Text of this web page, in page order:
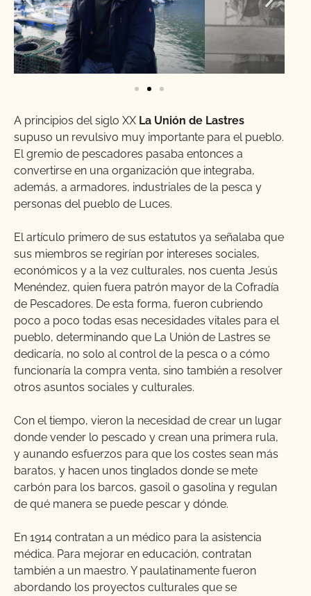
A principios del siglo XX La Unión de Lastres
supuso un revulsivo muy importante para el pueblo.
El gremio de pescadores pasaba entonces a
convertirse en una organización que integraba,
además, a armadores, industriales de la pesca y
personas del pueblo de Luces.
El artículo primero de sus estatutos ya señalaba que
sus miembros se regirían por intereses sociales,
económicos y a la vez culturales, nos cuenta Jesús
Menéndez, quien fuera patrón mayor de la Cofradía
de Pescadores. De esta forma, fueron cubriendo
poco a poco todas esas necesidades vitales para el
pueblo, determinando que La Unión de Lastres se
dedicaría, no solo al control de la pesca o a cómo
funcionaría la compra venta, sino también a resolver
otros asuntos sociales y culturales.
Con el tiempo, vieron la necesidad de crear un lugar
donde vender lo pescado y crean una primera rula,
y aunando esfuerzos para que los costes sean más
baratos, y hacen unos tinglados donde se mete
carbón para los barcos, gasoil o gasolina y regulan
de qué manera se puede pescar y dónde.
En 1914 contratan a un médico para la asistencia
médica. Para mejorar en educación, contratan
también a un maestro. Y paulatinamente fueron
abordando los proyectos culturales que se